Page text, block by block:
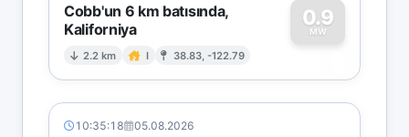
Cobb'un 6 km batısında,
Kaliforniya
2.2 km I 38.83, -122.79
0.9
MW
0
10:35:18 05.08.2026